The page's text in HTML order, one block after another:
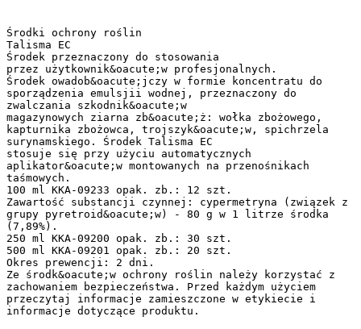
Środki ochrony roślin
Talisma EC
Środek przeznaczony do stosowania
przez użytkownik&oacute;w profesjonalnych.
Środek owadob&oacute;jczy w formie koncentratu do
sporządzenia emulsjii wodnej, przeznaczony do
zwalczania szkodnik&oacute;w
magazynowych ziarna zb&oacute;ż: wołka zbożowego,
kapturnika zbożowca, trojszyk&oacute;w, spichrzela
surynamskiego. Środek Talisma EC
stosuje się przy użyciu automatycznych
aplikator&oacute;w montowanych na przenośnikach
taśmowych.
100 ml KKA-09233 opak. zb.: 12 szt.
Zawartość substancji czynnej: cypermetryna (związek z
grupy pyretroid&oacute;w) - 80 g w 1 litrze środka
(7,89%).
250 ml KKA-09200 opak. zb.: 30 szt.
500 ml KKA-09201 opak. zb.: 20 szt.
Okres prewencji: 2 dni.
Ze środk&oacute;w ochrony roślin należy korzystać z
zachowaniem bezpieczeństwa. Przed każdym użyciem
przeczytaj informacje zamieszczone w etykiecie i